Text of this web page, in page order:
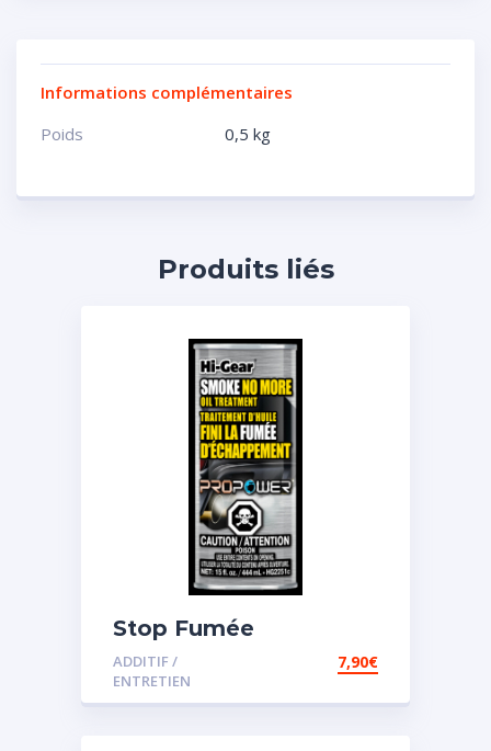
Informations complémentaires
Poids
0,5 kg
Produits liés
Stop Fumée
ADDITIF /
ENTRETIEN
7,90€